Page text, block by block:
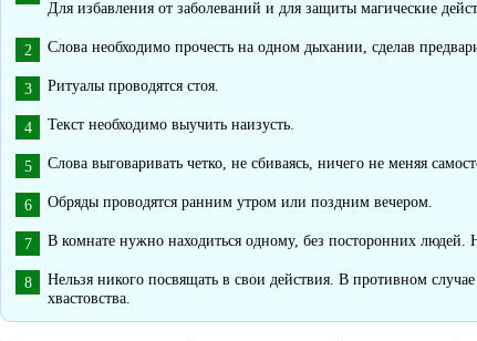
Для избавления от заболеваний и для защиты магические
Слова необходимо прочесть на одном дыхании, сделав
Ритуалы проводятся стоя.
Текст необходимо выучить наизусть.
Слова выговаривать четко, не сбиваясь, ничего не меняя
Обряды проводятся ранним утром или поздним вечером.
В комнате нужно находиться одному, без посторонних
Нельзя никого посвящать в свои действия. В противном
хвастовства.